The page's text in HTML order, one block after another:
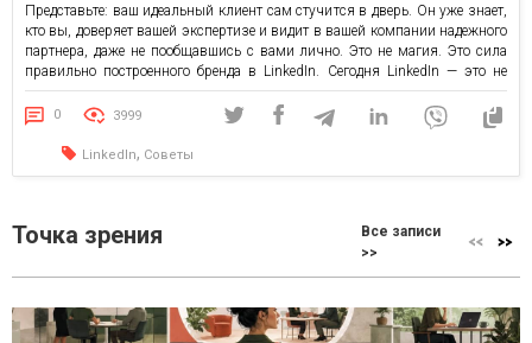
Представьте: ваш идеальный клиент сам стучится в дверь. Он уже знает,
кто вы, доверяет вашей экспертизе и видит в вашей компании надежного
партнера, даже не пообщавшись с вами лично. Это не магия. Это сила
правильно построенного бренда в LinkedIn. Сегодня LinkedIn — это не
просто место для красивых профилей или громких заголовков. Это
платформа, где […]
0 3999
LinkedIn, Советы
Точка зрения
Все записи
>>